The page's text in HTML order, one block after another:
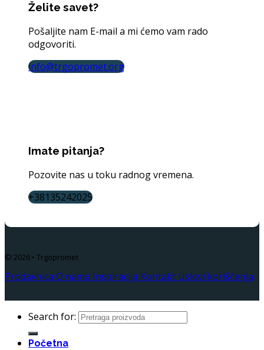
Želite savet?
Pošaljite nam E-mail a mi ćemo vam rado
odgovoriti.
info@trgopromet.org
Imate pitanja?
Pozovite nas u toku radnog vremena.
+38135242025
© 2026 • Trgopromet
Prodavnica O nama Inspiracija Kontakt Uslovi korišćenja
Search for:
Početna